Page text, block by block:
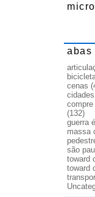
abas
cenas
(132)
guerra
massa
são
toward
toward